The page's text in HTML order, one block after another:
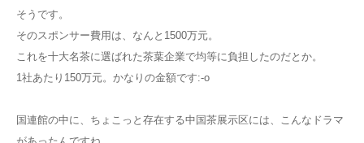
そうです。
そのスポンサー費用は、なんと1500万元。
これを十大名茶に選ばれた茶葉企業で均等に負担したのだとか。
1社あたり150万元。かなりの金額です:-o
国連館の中に、ちょこっと存在する中国茶展示区には、こんなドラマ
があったんですね。